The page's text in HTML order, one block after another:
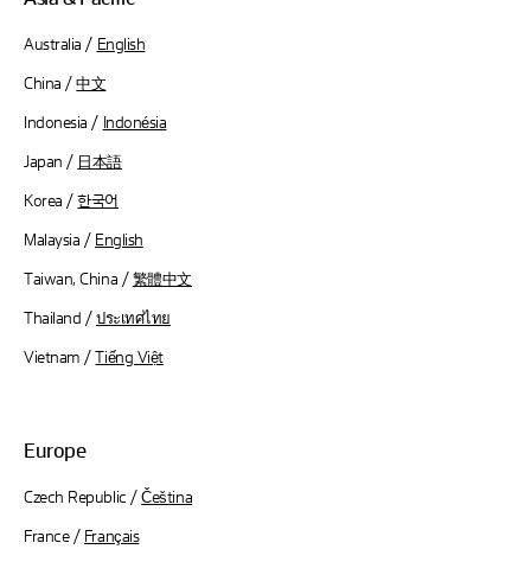
Australia / English
China /中文
Indonesia / Indonésia
Japan / 日本語
Korea /한국어
Malaysia / English
Taiwan, China / 繁體中文
Thailand / ประเทศไทย
Vietnam / Tiếng Việt
Europe
Czech Republic /Čeština
France / Français